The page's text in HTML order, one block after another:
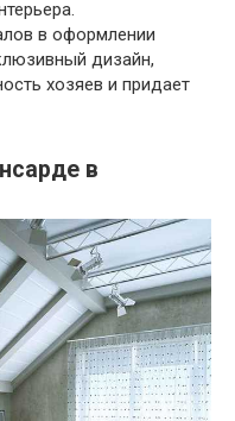
в оформлении
дизайн,
хозяев и придает
в